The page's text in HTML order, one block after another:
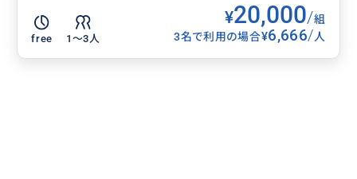
free 1〜3人
¥20,000/組
3名で利用の場合¥6,666/人